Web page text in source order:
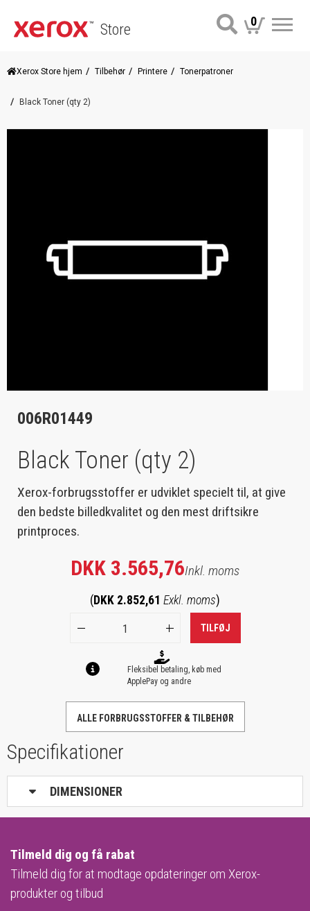
Store 0
Xerox Store hjem Tilbehør Printere Tonerpatroner
Black Toner (qty 2)
006R01449
Black Toner (qty 2)
Xerox-forbrugsstoffer er udviklet specielt til, at give
den bedste billedkvalitet og den mest driftsikre
printproces.
DKK 3.565,76Inkl. moms
( DKK 2.852,61 Exkl. moms)
TILFØJ
Fleksibel betaling, køb med
ApplePay og andre
ALLE FORBRUGSSTOFFER & TILBEHØR
Specifikationer
DIMENSIONER
Tilmeld dig og få rabat
Tilmeld dig for at modtage opdateringer om Xerox-
produkter og tilbud